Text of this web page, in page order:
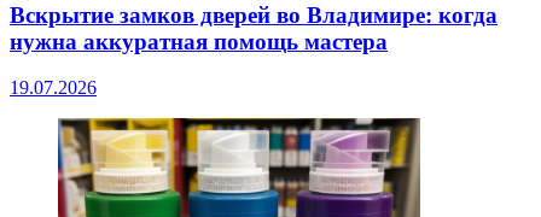
Вскрытие замков дверей во Владимире: когда
нужна аккуратная помощь мастера
19.07.2026